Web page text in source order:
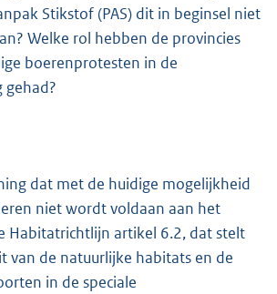
Stikstof (PAS) dit in beginsel niet
Welke rol hebben de provincies
boerenprotesten in de
gehad?
dat met de huidige mogelijkheid
niet wordt voldaan aan het
Habitatrichtlijn artikel 6.2, dat stelt
van de natuurlijke habitats en de
in de speciale